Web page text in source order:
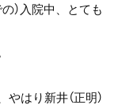
）入院中、とても
はり新井（正明）